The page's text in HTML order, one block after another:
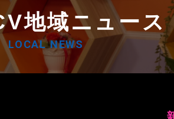
地域ニュース
LOCAL NEWS